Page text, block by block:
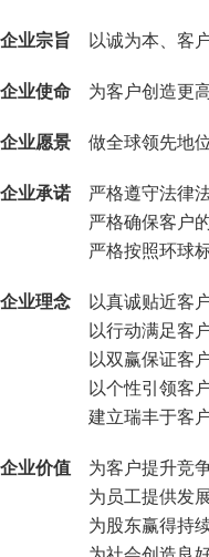
企业宗旨 以诚为本、客
企业使命 为客户创造更
企业愿景 做全球领先地
企业承诺
严格遵守法律
严格确保客户
严格按照环球
企业理念
以真诚贴近客
以行动满足客
以双赢保证客
以个性引领客
建立瑞丰于客
企业价值
为客户提升竞
为员工提供发
为股东赢得持